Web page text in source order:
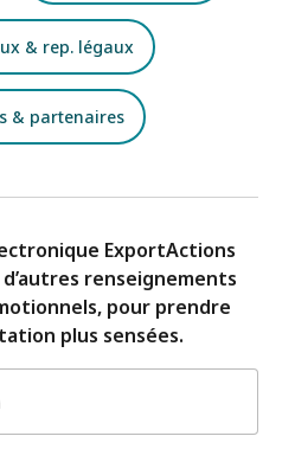
& rep. légaux
& partenaires
ExportActions
renseignements
pour prendre
plus sensées.